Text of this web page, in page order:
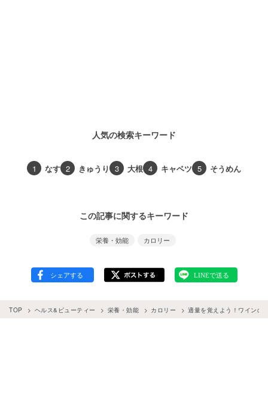
人気の検索キーワード
1 なす 2 きゅうり 3 大根 4 キャベツ 5 そうめん
この記事に関するキーワード
栄養・効能 カロリー
TOP ヘルス&ビューティー 栄養・効能 カロリー 適量を覚えよう！ワインの